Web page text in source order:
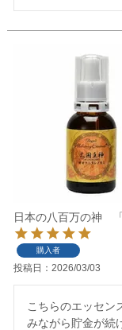
日本の八百万の神
購入者
投稿日 2026/03/03
こちらのエッセン
みながら貯金が続